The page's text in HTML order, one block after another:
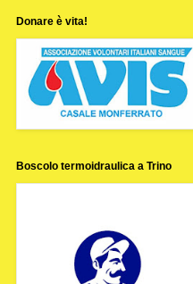
Donare è vita!
Boscolo termoidraulica a Trino